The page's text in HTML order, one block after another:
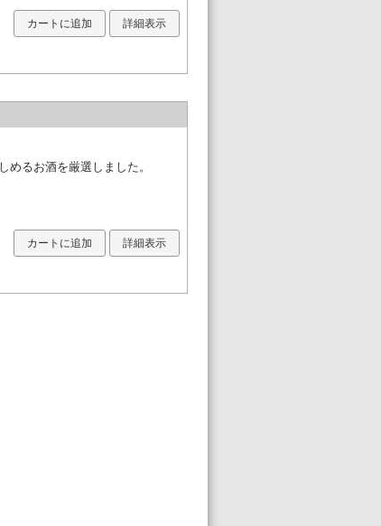
カートに追加 詳細表示
めるお酒を厳選しました。
カートに追加 詳細表示